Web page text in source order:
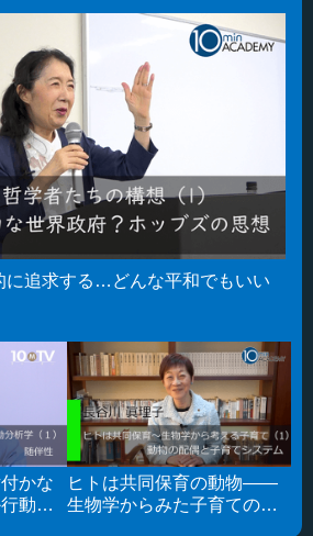
に追求する…どんな平和でもいい
かな
動分
ヒトは共同保育の動物――
生物学からみた子育ての基